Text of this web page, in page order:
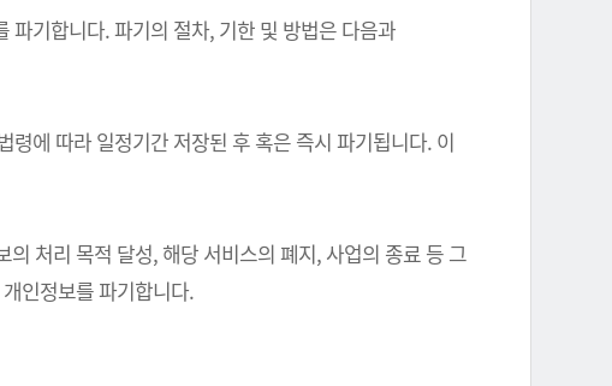
기합니다. 파기의 절차, 기한 및 방법은 다음과
에 따라 일정기간 저장된 후 혹은 즉시 파기됩니다. 이
처리 목적 달성, 해당 서비스의 폐지, 사업의 종료 등 그
인정보를 파기합니다.